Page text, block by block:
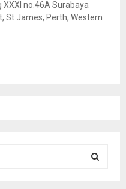
XXXI no.46A Surabaya
St James, Perth, Western